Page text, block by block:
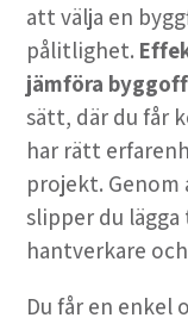
att välja en
pålitlighet.
jämföra
sätt, där du får
har rätt
projekt. Genom
slipper du
hantverkare
Du får en enkel